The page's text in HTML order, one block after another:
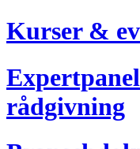
Kurser &
rådgivning